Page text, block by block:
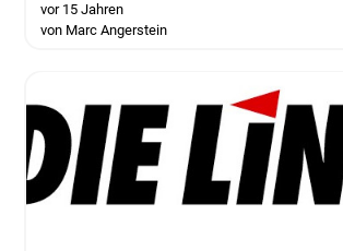
vor 15 Jahren
von Marc Angerstein